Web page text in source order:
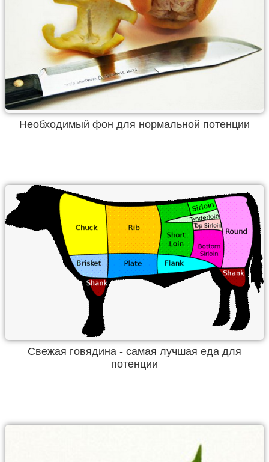
Необходимый фон для нормальной потенции
Свежая говядина - самая лучшая еда для
потенции